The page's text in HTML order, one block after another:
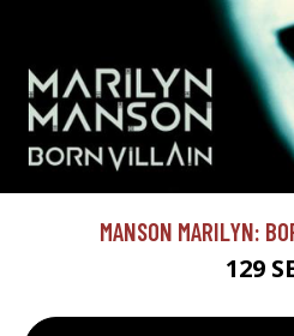
MANSON MARILYN:
129